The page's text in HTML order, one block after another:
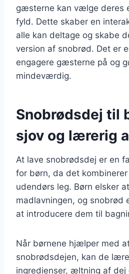
gæsterne kan vælge deres
fyld. Dette skaber en
alle kan deltage og skabe
version af snobrød. Det er
engagere gæsterne på og
mindeværdig.
Snobrødsdej til
sjov og lærerig
At lave snobrødsdej er en
for børn, da det
udendørs leg. Børn elsker
madlavningen, og snobrød
at introducere dem til
Når børnene hjælper med
snobrødsdejen, kan de
ingredienser, æltning af dej